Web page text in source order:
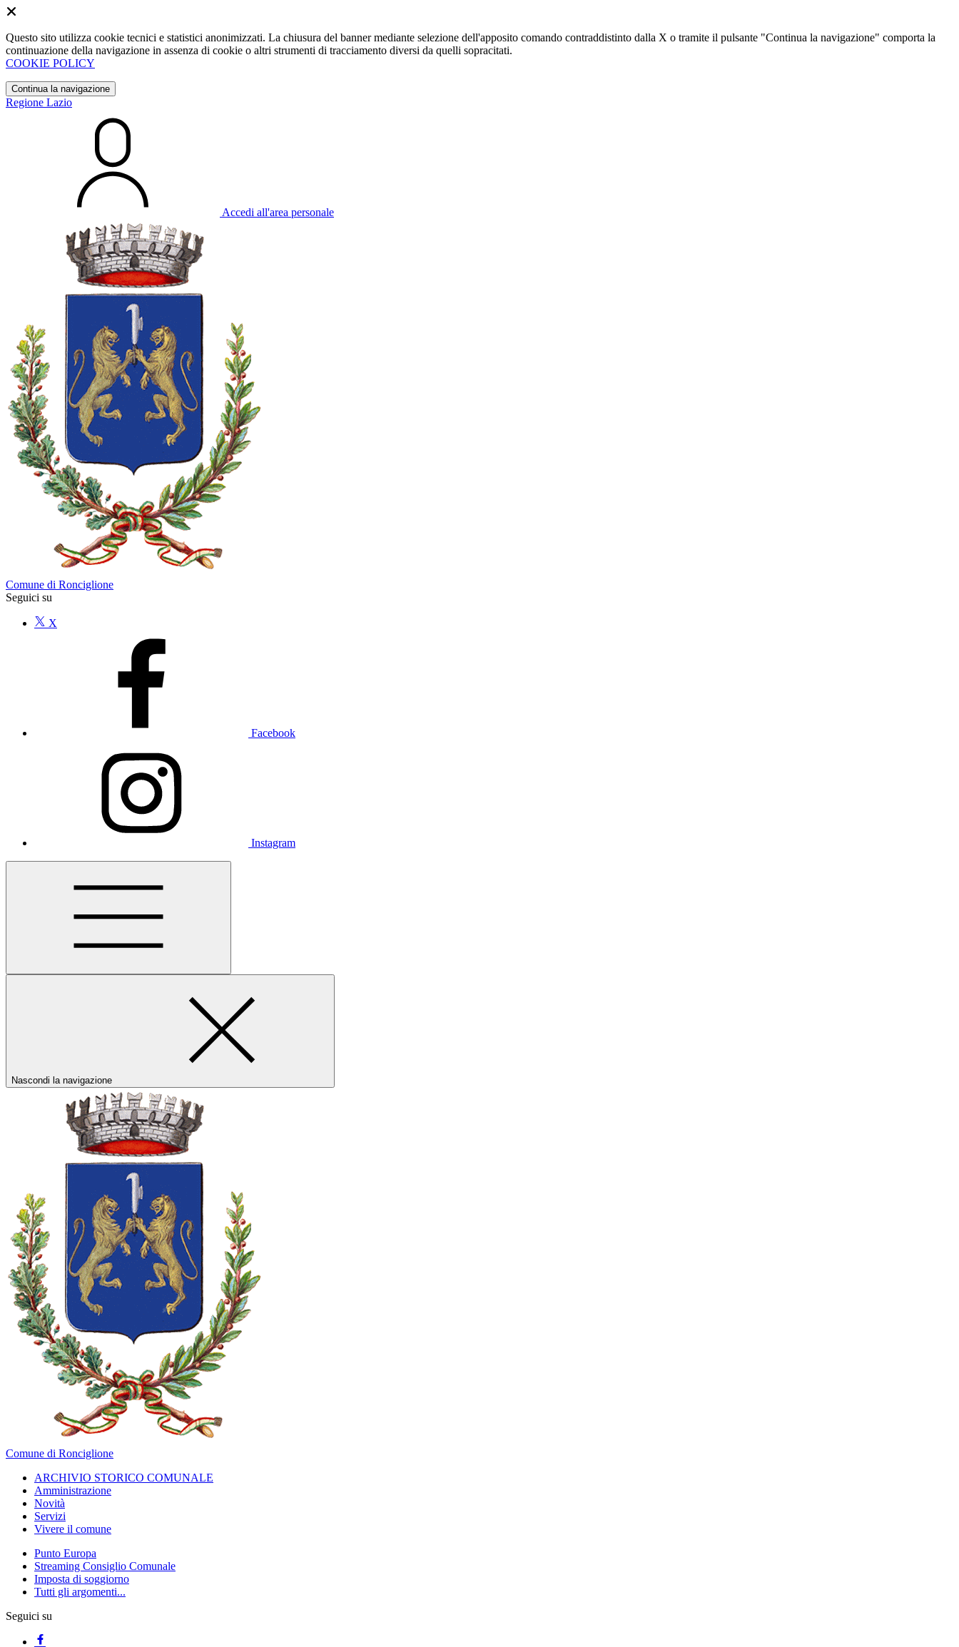
Questo sito utilizza cookie tecnici e statistici anonimizzati. La chiusura del banner mediante selezione dell'apposito comando contraddistinto dalla X o tramite il pulsante "Continua la navigazione" comporta la
continuazione della navigazione in assenza di cookie o altri strumenti di tracciamento diversi da quelli sopracitati.
COOKIE POLICY
Continua la navigazione
Regione Lazio
Accedi all'area personale
Comune di Ronciglione
Seguici su
X
Facebook
Instagram
Nascondi la navigazione
Comune di Ronciglione
ARCHIVIO STORICO COMUNALE
Amministrazione
Novità
Servizi
Vivere il comune
Punto Europa
Streaming Consiglio Comunale
Imposta di soggiorno
Tutti gli argomenti...
Seguici su